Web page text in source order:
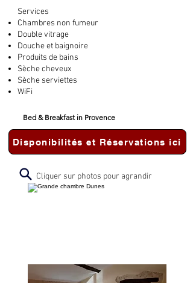
Services
Chambres non fumeur
Double vitrage
Douche et baignoire
Produits de bains
Sèche cheveux
Sèche serviettes
WiFi
Bed & Breakfast in Provence
Disponibilités et Réservations ici
Cliquer sur photos pour agrandir